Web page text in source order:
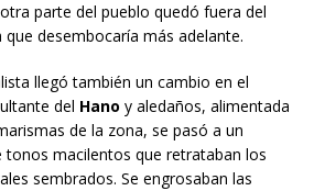
parte del pueblo quedó fuera del
desembocaría más adelante.
llegó también un cambio en el
del Hano y aledaños, alimentada
de la zona, se pasó a un
macilentos que retrataban los
sembrados. Se engrosaban las